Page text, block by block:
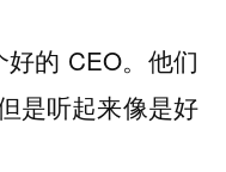
的 CEO。他们
是听起来像是好